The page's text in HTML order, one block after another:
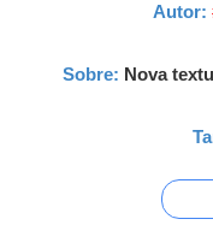
Autor:
Sobre: Nova